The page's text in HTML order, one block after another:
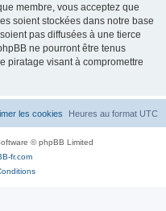
membre, vous acceptez que
soient stockées dans notre base
pas diffusées à une tierce
ne pourront être tenus
piratage visant à compromettre
Heures au format UTC
les cookies
© phpBB Limited
fr.com